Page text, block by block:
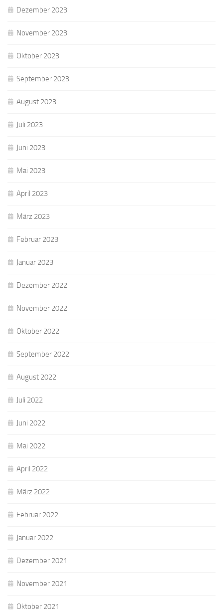
Dezember 2023
November 2023
Oktober 2023
September 2023
August 2023
Juli 2023
Juni 2023
Mai 2023
April 2023
März 2023
Februar 2023
Januar 2023
Dezember 2022
November 2022
Oktober 2022
September 2022
August 2022
Juli 2022
Juni 2022
Mai 2022
April 2022
März 2022
Februar 2022
Januar 2022
Dezember 2021
November 2021
Oktober 2021